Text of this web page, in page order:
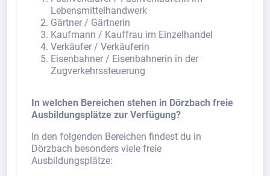
Lebensmittelhandwerk
Gärtner / Gärtnerin
Kaufmann / Kauffrau im Einzelhandel
Verkäufer / Verkäuferin
Eisenbahner / Eisenbahnerin in der
Zugverkehrssteuerung
In welchen Bereichen stehen in Dörzbach freie
Ausbildungsplätze zur Verfügung?
In den folgenden Bereichen findest du in
Dörzbach besonders viele freie
Ausbildungsplätze: